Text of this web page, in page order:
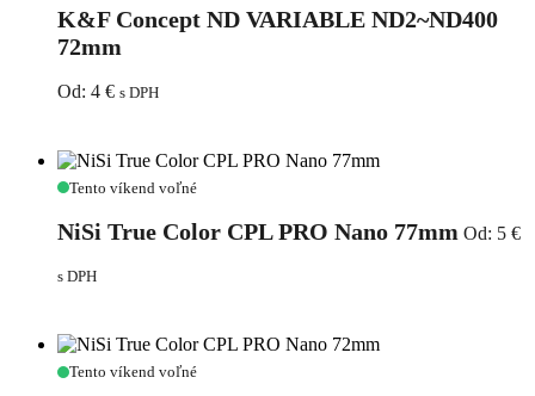
ND
VARIABLE
ND2~ND400
K&F Concept ND VARIABLE ND2~ND400
72mm
Od: 4 € s DPH
NiSi
Color
CPL
PRO
Nano
Tento víkend voľné
NiSi True Color CPL PRO Nano 77mm Od: 5 €
s DPH
NiSi
Tento víkend voľné